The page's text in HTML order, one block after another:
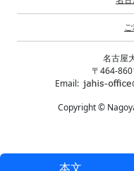
本文
名古屋
〒464-
Email:
Copyright ©